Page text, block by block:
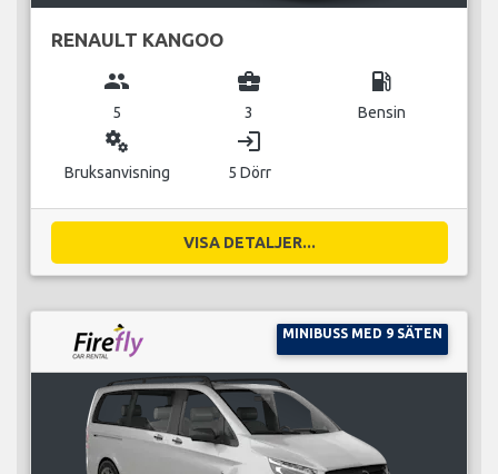
RENAULT KANGOO
group
5
business_center
3
local_gas_station
Bensin
miscellaneous_services
Bruksanvisning
login
5 Dörr
VISA DETALJER...
MINIBUSS MED 9 SÄTEN